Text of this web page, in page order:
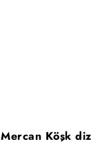
Mercan Köşk